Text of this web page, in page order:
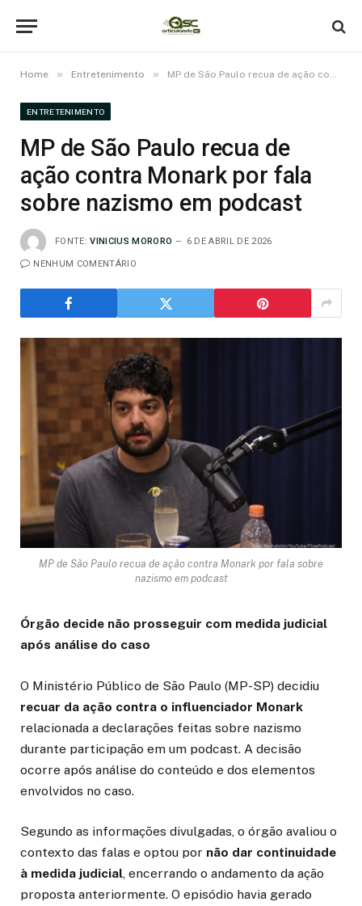
Home » Entretenimento » MP de São Paulo recua de ação contra Monark por fala sobre nazismo em podcast
ENTRETENIMENTO
MP de São Paulo recua de
ação contra Monark por fala
sobre nazismo em podcast
FONTE: VINICIUS MORORO 6 DE ABRIL DE 2026
NENHUM COMENTÁRIO
MP de São Paulo recua de ação contra Monark por fala sobre
nazismo em podcast
Órgão decide não prosseguir com medida judicial
após análise do caso
O Ministério Público de São Paulo (MP-SP) decidiu
recuar da ação contra o influenciador Monark
relacionada a declarações feitas sobre nazismo
durante participação em um podcast. A decisão
ocorre após análise do conteúdo e dos elementos
envolvidos no caso.
Segundo as informações divulgadas, o órgão avaliou o
contexto das falas e optou por não dar continuidade
à medida judicial , encerrando o andamento da ação
proposta anteriormente. O episódio havia gerado